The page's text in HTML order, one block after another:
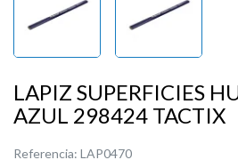
LAPIZ SUPERFICIES
AZUL 298424 TACTIX
Referencia: LAP0470